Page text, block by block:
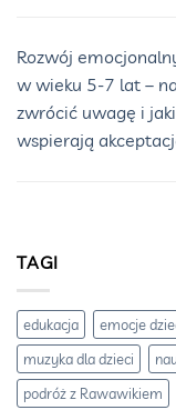
Rozwój
w wieku 5-7 lat –
zwrócić uwagę i
wspierają
TAGI
edukacja emocje
muzyka dla dzieci
podróż z Rawawikiem